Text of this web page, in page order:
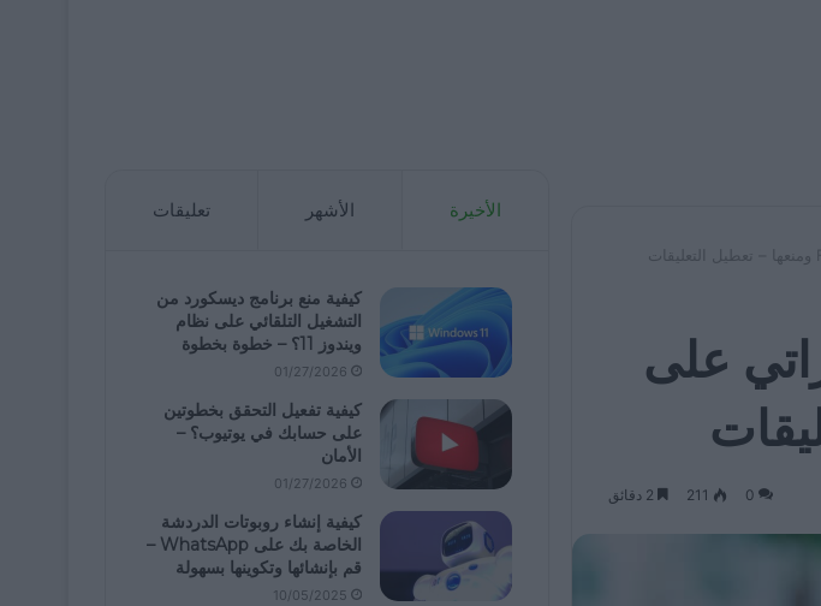
على
0
211
الأخيرة الأشهر تعليقات
كيفية منع برنامج ديسكورد من
التشغيل التلقائي على نظام
ويندوز 11؟ – خطوة بخطوة
01/27/2026
كيفية تفعيل التحقق بخطوتين
على حسابك في يوتيوب؟ –
الأمان
01/27/2026
كيفية إنشاء روبوتات الدردشة
الخاصة بك على WhatsApp –
قم بإنشائها وتكوينها بسهولة
10/05/2025